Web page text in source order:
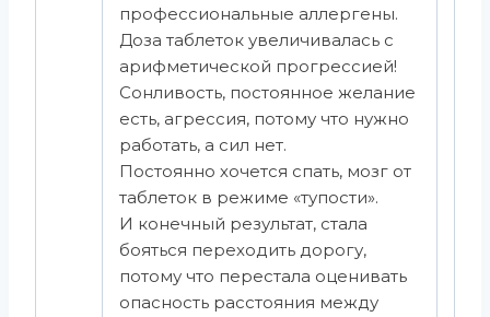
профессиональные аллергены.
Доза таблеток увеличивалась с
арифметической прогрессией!
Сонливость, постоянное желание
есть, агрессия, потому что нужно
работать, а сил нет.
Постоянно хочется спать, мозг от
таблеток в режиме «тупости».
И конечный результат, стала
бояться переходить дорогу,
потому что перестала оценивать
опасность расстояния между